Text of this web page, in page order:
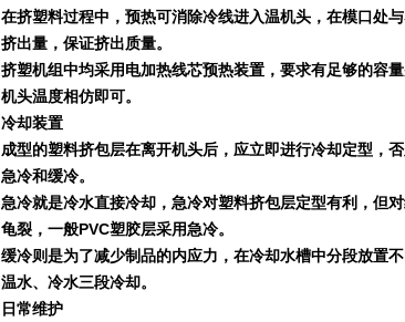
在挤塑料过程中，预热可消除冷线进入温机头，在模口处
挤出量，保证挤出质量。
挤塑机组中均采用电加热线芯预热装置，要求有足够的容
机头温度相仿即可。
冷却装置
成型的塑料挤包层在离开机头后，应立即进行冷却定型，
急冷和缓冷。
急冷就是冷水直接冷却，急冷对塑料挤包层定型有利，但
龟裂，一般PVC塑胶层采用急冷。
缓冷则是为了减少制品的内应力，在冷却水槽中分段放置
温水、冷水三段冷却。
日常维护